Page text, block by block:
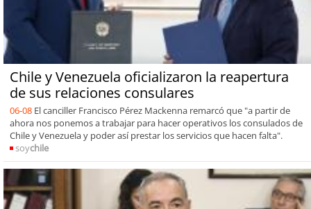
Chile y Venezuela oficializaron la reapertura
de sus relaciones consulares
06-08 El canciller Francisco Pérez Mackenna remarcó que "a partir de
ahora nos ponemos a trabajar para hacer operativos los consulados de
Chile y Venezuela y poder así prestar los servicios que hacen falta".
soychile